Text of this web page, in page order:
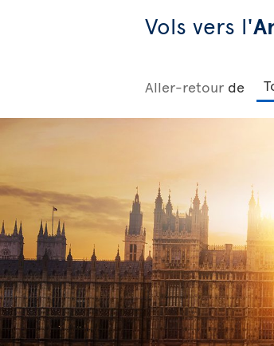
Vols vers l'
Aller-retour de